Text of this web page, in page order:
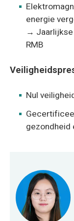
energie
→
RMB
Nul
gezondheid